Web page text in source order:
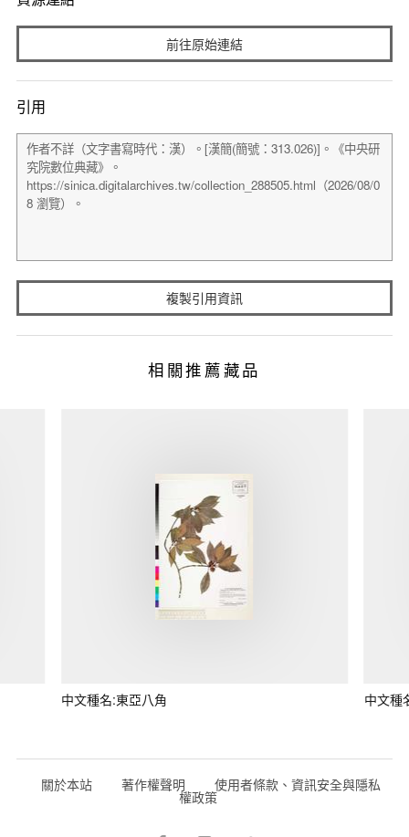
前往原始連結
引用
複製引用資訊
相關推薦藏品
中文種名:東亞八角 中文種
關於本站 著作權聲明 使用者條款、資訊安全與隱私
權政策